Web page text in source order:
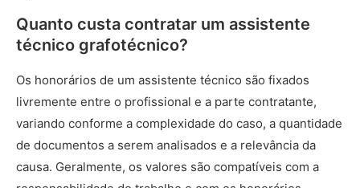
Quanto custa contratar um assistente
técnico grafotécnico?
Os honorários de um assistente técnico são fixados
livremente entre o profissional e a parte contratante,
variando conforme a complexidade do caso, a quantidade
de documentos a serem analisados e a relevância da
causa. Geralmente, os valores são compatíveis com a